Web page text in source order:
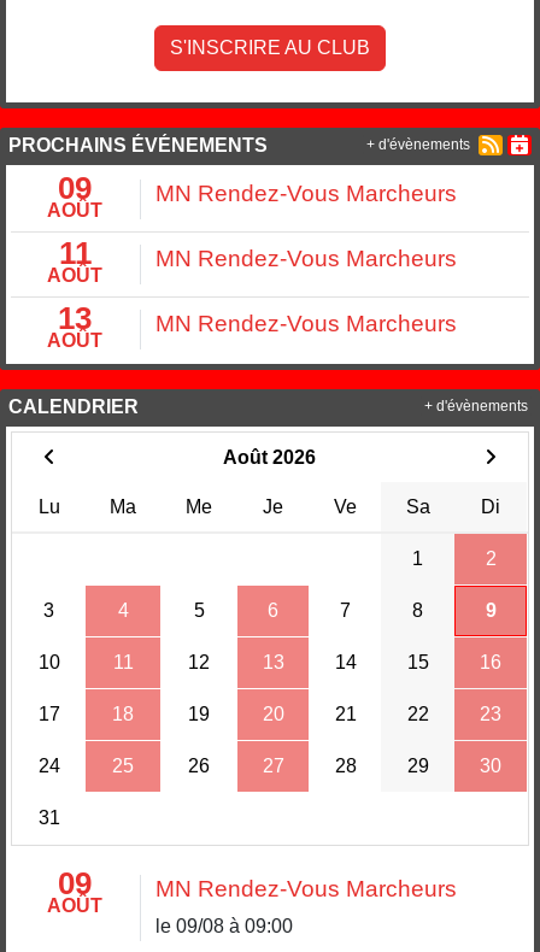
S'INSCRIRE AU CLUB
PROCHAINS ÉVÉNEMENTS
09
AOÛT
MN Rendez-Vous Marcheurs
11
AOÛT
MN Rendez-Vous Marcheurs
13
AOÛT
MN Rendez-Vous Marcheurs
+ d'évènements
CALENDRIER
Août 2026
Lu Ma Me Je Ve Sa Di
1 2
3 4 5 6 7 8 9
10 11 12 13 14 15 16
17 18 19 20 21 22 23
24 25 26 27 28 29 30
31
09
AOÛT
MN Rendez-Vous Marcheurs
le 09/08 à 09:00
+ d'évènements